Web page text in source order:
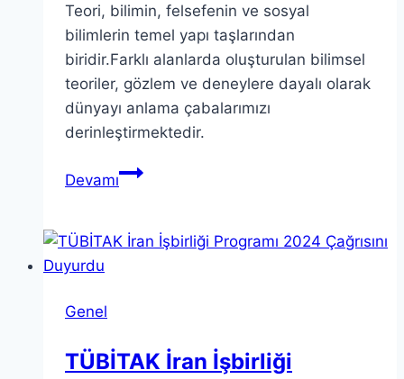
Teori, bilimin, felsefenin ve sosyal
bilimlerin temel yapı taşlarından
biridir.Farklı alanlarda oluşturulan bilimsel
teoriler, gözlem ve deneylere dayalı olarak
dünyayı anlama çabalarımızı
derinleştirmektedir.
DevamıTeori
Şekillendiren
Genel
TÜBİTAK İran İşbirliği